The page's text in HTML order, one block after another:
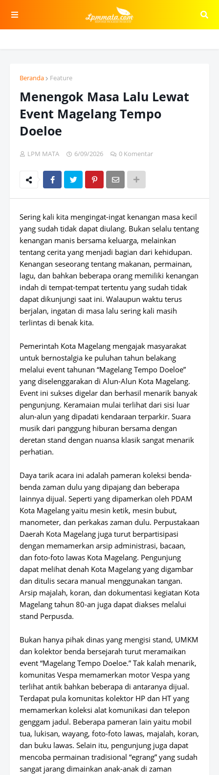
Beranda Feature
Menengok Masa Lalu Lewat
Event Magelang Tempo
Doeloe
LPM MATA 6/09/2026 0 Komentar
Sering kali kita mengingat-ingat kenangan masa kecil
yang sudah tidak dapat diulang. Bukan selalu tentang
kenangan manis bersama keluarga, melainkan
tentang cerita yang menjadi bagian dari kehidupan.
Kenangan seseorang tentang makanan, permainan,
lagu, dan bahkan beberapa orang memiliki kenangan
indah di tempat-tempat tertentu yang sudah tidak
dapat dikunjungi saat ini. Walaupun waktu terus
berjalan, ingatan di masa lalu sering kali masih
terlintas di benak kita.
Pemerintah Kota Magelang mengajak masyarakat
untuk bernostalgia ke puluhan tahun belakang
melalui event tahunan “Magelang Tempo Doeloe”
yang diselenggarakan di Alun-Alun Kota Magelang.
Event ini sukses digelar dan berhasil menarik banyak
pengunjung. Keramaian mulai terlihat dari sisi luar
alun-alun yang dipadati kendaraan terparkir. Suara
musik dari panggung hiburan bersama dengan
deretan stand dengan nuansa klasik sangat menarik
perhatian.
Daya tarik acara ini adalah pameran koleksi benda-
benda zaman dulu yang dipajang dan beberapa
lainnya dijual. Seperti yang dipamerkan oleh PDAM
Kota Magelang yaitu mesin ketik, mesin bubut,
manometer, dan perkakas zaman dulu. Perpustakaan
Daerah Kota Magelang juga turut berpartisipasi
dengan memamerkan arsip administrasi, bacaan,
dan foto-foto lawas Kota Magelang. Pengunjung
dapat melihat denah Kota Magelang yang digambar
dan ditulis secara manual menggunakan tangan.
Arsip majalah, koran, dan dokumentasi kegiatan Kota
Magelang tahun 80-an juga dapat diakses melalui
stand Perpusda.
Bukan hanya pihak dinas yang mengisi stand, UMKM
dan kolektor benda bersejarah turut meramaikan
event “Magelang Tempo Doeloe.” Tak kalah menarik,
komunitas Vespa memamerkan motor Vespa yang
terlihat antik bahkan beberapa di antaranya dijual.
Terdapat pula komunitas kolektor HP dan HT yang
memamerkan koleksi alat komunikasi dan telepon
genggam jadul. Beberapa pameran lain yaitu mobil
tua, lukisan, wayang, foto-foto lawas, majalah, koran,
dan buku lawas. Selain itu, pengunjung juga dapat
mencoba permainan tradisional “egrang” yang sudah
sangat jarang dimainkan anak-anak di zaman